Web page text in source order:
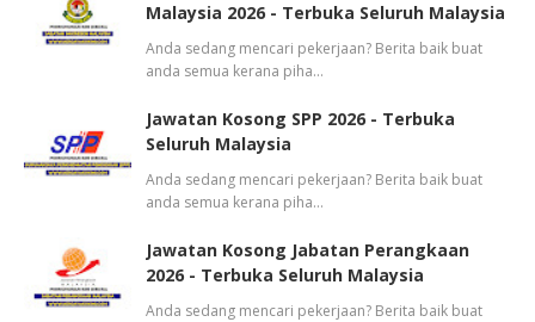
Malaysia 2026 - Terbuka Seluruh Malaysia
Anda sedang mencari pekerjaan? Berita baik buat
anda semua kerana piha…
Jawatan Kosong SPP 2026 - Terbuka
Seluruh Malaysia
Anda sedang mencari pekerjaan? Berita baik buat
anda semua kerana piha…
Jawatan Kosong Jabatan Perangkaan
2026 - Terbuka Seluruh Malaysia
Anda sedang mencari pekerjaan? Berita baik buat